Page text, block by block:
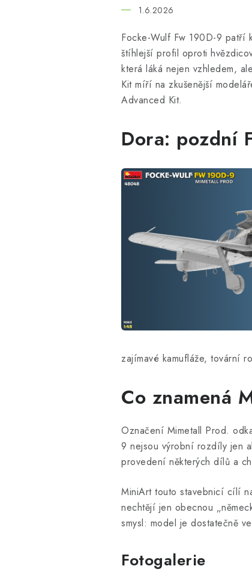
1.6.2026
Focke-Wulf Fw 190D-9 patří
štíhlejší profil oproti
která láká nejen vzhledem,
Kit míří na zkušenější
Advanced Kit.
Dora: pozdní
zajímavé kamufláže, tovární
Co znamená
Označení Mimetall Prod.
9 nejsou výrobní rozdíly jen
provedení některých dílů a
MiniArt touto stavebnicí cílí
nechtějí jen obecnou
smysl: model je dostatečně
Fotogalerie